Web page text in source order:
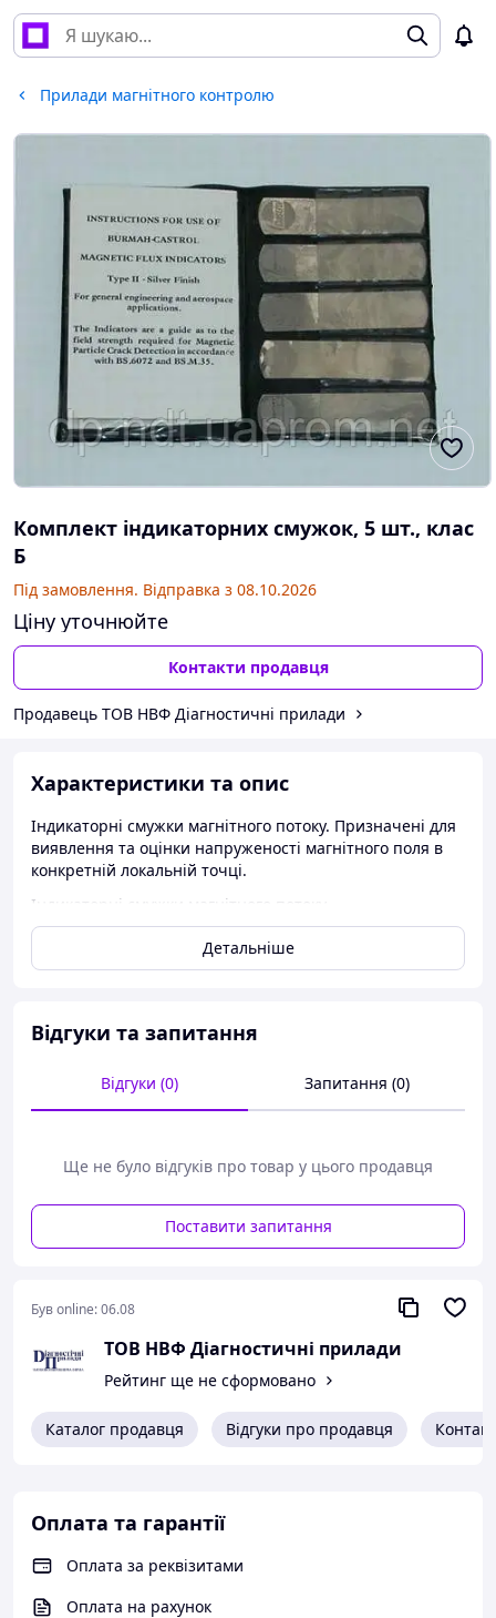
Прилади магнітного контролю
Комплект індикаторних смужок, 5 шт., клас
Б
Під замовлення. Відправка з 08.10.2026
Ціну уточнюйте
Контакти продавця
Продавець ТОВ НВФ Діагностичні прилади
Характеристики та опис
Індикаторні смужки магнітного потоку. Призначені для
виявлення та оцінки напруженості магнітного поля в
конкретній локальній точці.
Індикаторні смужки магнітного потоку.
Призначені для виявлення та оцінки напруженості
магнітного поля в конкретній локальній точці за
магнітному неруйнівному контролі.
— з латунним покриттям для загального призначення,
— зі срібним покриттям для аерокосмічної техніки.
Детальніше
Відгуки та запитання
Відгуки (0) Запитання (0)
Ще не було відгуків про товар у цього продавця
Поставити запитання
Був online:06.08
ТОВ НВФ Діагностичні прилади
Рейтинг ще не сформовано
Каталог продавця Відгуки про продавця
Оплата та гарантії
Оплата за реквізитами
Оплата на рахунок